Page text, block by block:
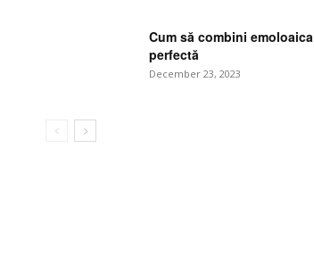
Cum să combini emoloaica
perfectă
December 23, 2023